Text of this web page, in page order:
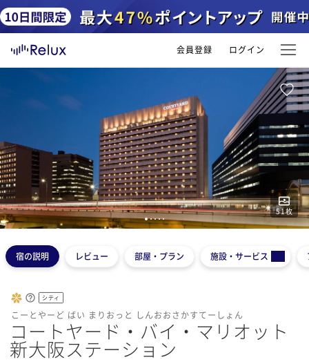
会員登録 ログイン
51枚
12345
宿の説明 レビュー 部屋・プラン 施設・サービス
シティ
こーとやーど ばい まりおっと しんおおさかすてーしょん
コートヤード・バイ・マリオット
新大阪ステーション